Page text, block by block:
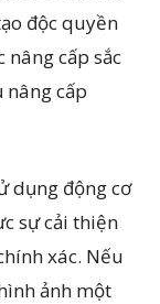
độc quyền
nâng cấp sắc
nâng cấp
dụng động cơ
sự cải thiện
xác. Nếu
ảnh một